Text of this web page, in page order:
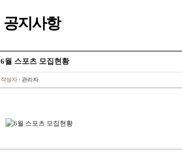
공지사항
6월 스포츠 모집현황
작성자 : 관리자